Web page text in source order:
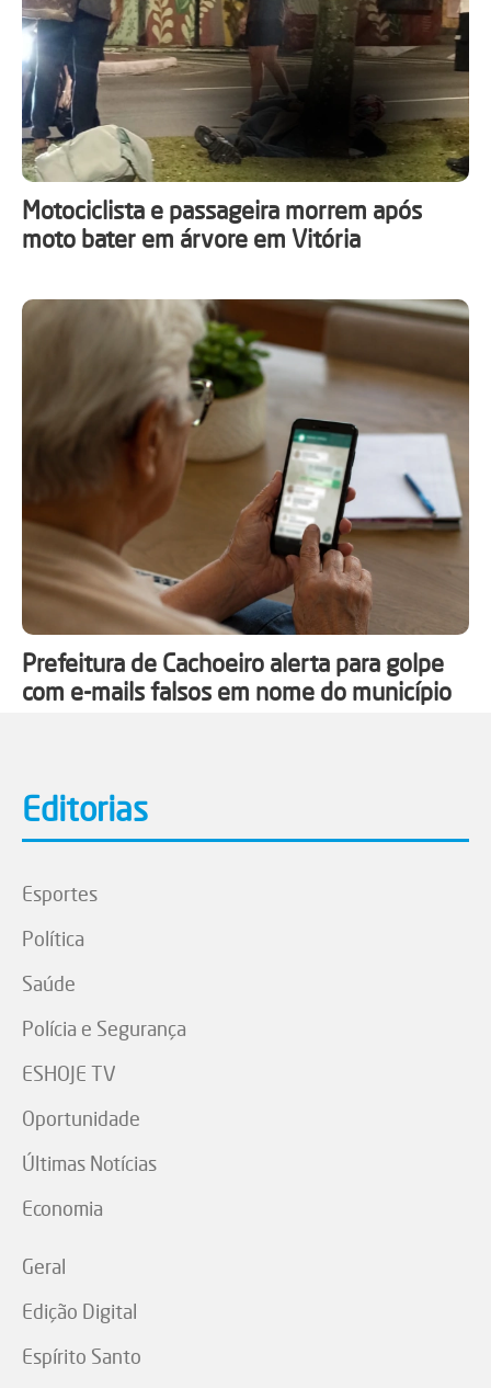
Motociclista e passageira morrem após
moto bater em árvore em Vitória
Prefeitura de Cachoeiro alerta para golpe
com e-mails falsos em nome do município
Editorias
Esportes
Política
Saúde
Polícia e Segurança
ESHOJE TV
Oportunidade
Últimas Notícias
Economia
Geral
Edição Digital
Espírito Santo